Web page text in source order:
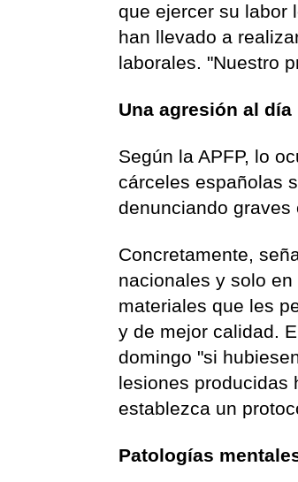
que ejercer su labor
han llevado a
laborales. "Nuestro
Una agresión al día
Según la APFP, lo
cárceles españolas
denunciando
Concretamente,
nacionales y solo
materiales que les
y de mejor calidad.
domingo "si
lesiones producidas
establezca un
Patologías